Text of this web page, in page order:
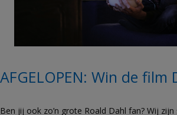
AFGELOPEN: Win de film
Ben jij ook zo’n grote Roald Dahl fan? Wij